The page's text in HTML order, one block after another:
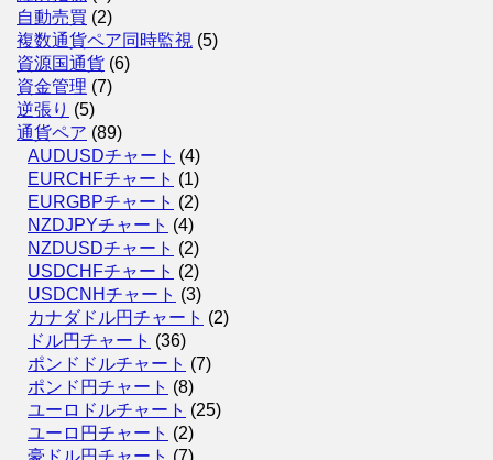
自動売買 (2)
複数通貨ペア同時監視 (5)
資源国通貨 (6)
資金管理 (7)
逆張り (5)
通貨ペア (89)
AUDUSDチャート (4)
EURCHFチャート (1)
EURGBPチャート (2)
NZDJPYチャート (4)
NZDUSDチャート (2)
USDCHFチャート (2)
USDCNHチャート (3)
カナダドル円チャート (2)
ドル円チャート (36)
ポンドドルチャート (7)
ポンド円チャート (8)
ユーロドルチャート (25)
ユーロ円チャート (2)
豪ドル円チャート (7)